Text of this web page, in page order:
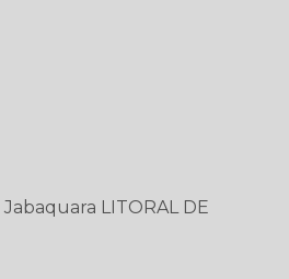
Jabaquara LITORAL DE